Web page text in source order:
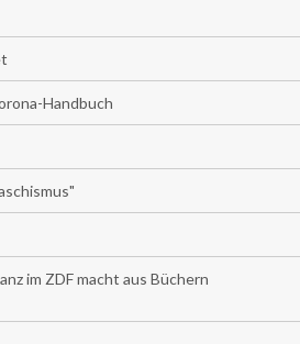
Handbuch
im ZDF macht aus Büchern